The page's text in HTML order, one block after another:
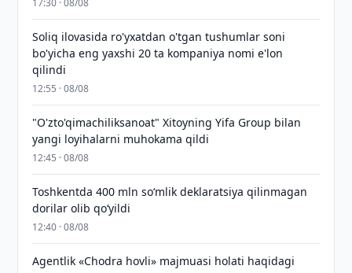
17:30 · 08/08
Soliq ilovasida ro'yxatdan o'tgan tushumlar soni
bo'yicha eng yaxshi 20 ta kompaniya nomi e'lon
qilindi
12:55 · 08/08
"O'zto'qimachiliksanoat" Xitoyning Yifa Group bilan
yangi loyihalarni muhokama qildi
12:45 · 08/08
Toshkentda 400 mln so‘mlik deklaratsiya qilinmagan
dorilar olib qo‘yildi
12:40 · 08/08
Agentlik «Chodra hovli» majmuasi holati haqidagi